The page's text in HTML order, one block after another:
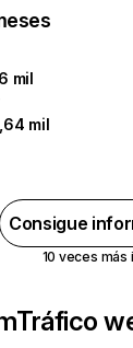
mil
mil
Consigue
10 veces más
Tráfico